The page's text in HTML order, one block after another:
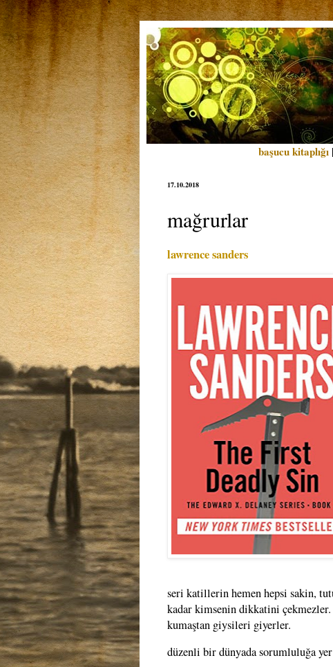
başucu kitaplığı |
17.10.2018
mağrurlar
lawrence sanders
seri katillerin hemen hepsi sakin,
kadar kimsenin dikkatini çekmezler.
kumaştan giysileri giyerler.
düzenli bir dünyada sorumluluğa